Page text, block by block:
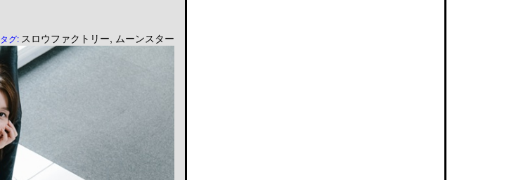
タグ: スロウファクトリー, ムーンスター